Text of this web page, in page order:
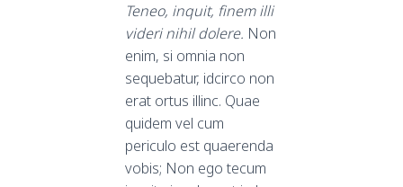
Teneo, inquit, finem illi
videri nihil dolere. Non
enim, si omnia non
sequebatur, idcirco non
erat ortus illinc. Quae
quidem vel cum
periculo est quaerenda
vobis; Non ego tecum